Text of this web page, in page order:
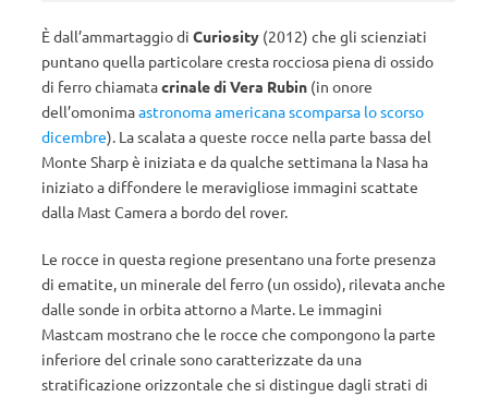
È dall’ammartaggio di Curiosity (2012) che gli scienziati
puntano quella particolare cresta rocciosa piena di ossido
di ferro chiamatacrinale di Vera Rubin (in onore
dell’omonimaastronoma americana scomparsa lo scorso
dicembre). La scalata a queste rocce nella parte bassa del
Monte Sharp è iniziata e da qualche settimana la Nasa ha
iniziato a diffondere le meravigliose immagini scattate
dalla Mast Camera a bordo del rover.
Le rocce in questa regione presentano una forte presenza
di ematite, un minerale del ferro (un ossido), rilevata anche
dalle sonde in orbita attorno a Marte. Le immagini
Mastcam mostrano che le rocce che compongono la parte
inferiore del crinale sono caratterizzate da una
stratificazione orizzontale che si distingue dagli strati di